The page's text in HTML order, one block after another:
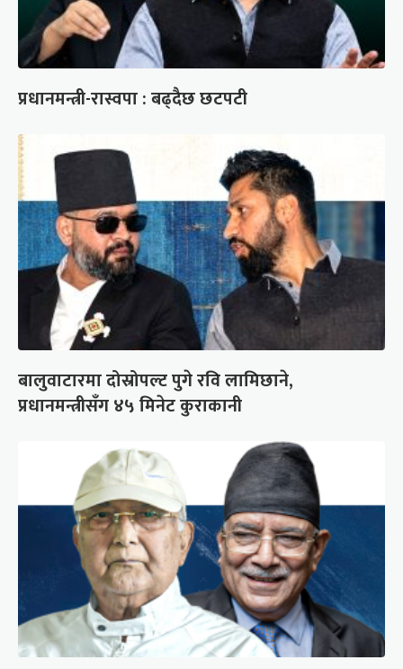
प्रधानमन्त्री-रास्वपा : बढ्दैछ छटपटी
बालुवाटारमा दोस्रोपल्ट पुगे रवि लामिछाने,
प्रधानमन्त्रीसँग ४५ मिनेट कुराकानी